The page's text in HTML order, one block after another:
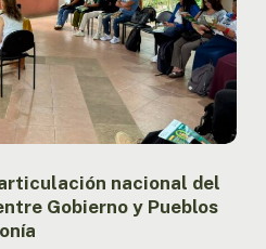
nacional del
Gobierno y Pueblos